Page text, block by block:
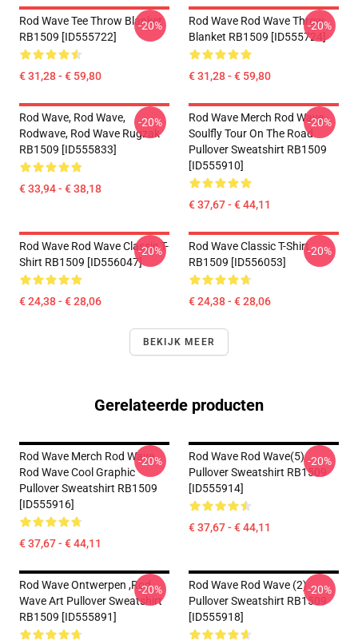
Rod Wave Tee Throw Blanket
RB1509 [ID555722]
€ 31,28 - € 59,80
-20%
Rod Wave Rod Wave Throw
Blanket RB1509 [ID555724]
€ 31,28 - € 59,80
-20%
Rod Wave, Rod Wave,
Rodwave, Rod Wave Rugzak
RB1509 [ID555833]
€ 33,94 - € 38,18
-20%
Rod Wave Merch Rod Wave
Soulfly Tour On The Road
Pullover Sweatshirt RB1509
[ID555910]
€ 37,67 - € 44,11
-20%
Rod Wave Rod Wave Classic T-
Shirt RB1509 [ID556047]
€ 24,38 - € 28,06
-20%
Rod Wave Classic T-Shirt
RB1509 [ID556053]
€ 24,38 - € 28,06
-20%
BEKIJK MEER
Gerelateerde producten
Rod Wave Merch Rod Wave
Rod Wave Cool Graphic
Pullover Sweatshirt RB1509
[ID555916]
€ 37,67 - € 44,11
-20%
Rod Wave Rod Wave(5)
Pullover Sweatshirt RB1509
[ID555914]
€ 37,67 - € 44,11
-20%
Rod Wave Ontwerpen ,Rod
Wave Art Pullover Sweatshirt
RB1509 [ID555891]
-20%
Rod Wave Rod Wave (2)
Pullover Sweatshirt RB1509
[ID555918]
-20%